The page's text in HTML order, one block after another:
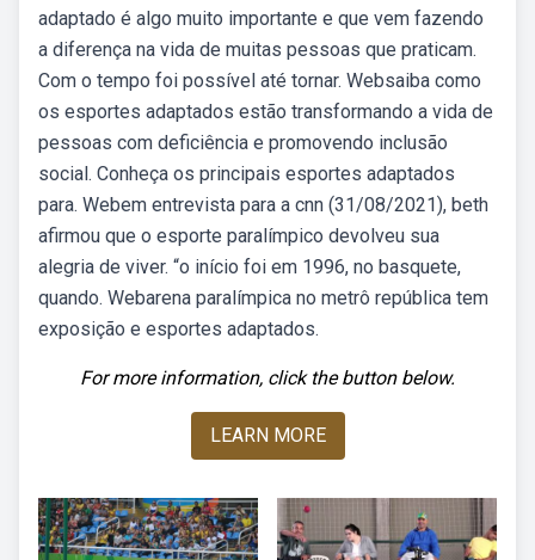
adaptado é algo muito importante e que vem fazendo
a diferença na vida de muitas pessoas que praticam.
Com o tempo foi possível até tornar. Websaiba como
os esportes adaptados estão transformando a vida de
pessoas com deficiência e promovendo inclusão
social. Conheça os principais esportes adaptados
para. Webem entrevista para a cnn (31/08/2021), beth
afirmou que o esporte paralímpico devolveu sua
alegria de viver. “o início foi em 1996, no basquete,
quando. Webarena paralímpica no metrô república tem
exposição e esportes adaptados.
For more information, click the button below.
LEARN MORE